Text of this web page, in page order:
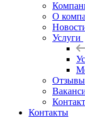
О
Услуги
Отзывы
Контакты